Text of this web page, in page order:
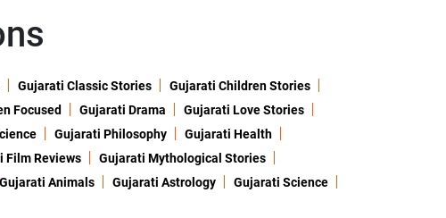
Gujarati Classic Stories
Gujarati Children Stories
Focused Gujarati Drama
Gujarati Love Stories
Gujarati Philosophy
Gujarati Health
Film Reviews
Gujarati Mythological Stories
Gujarati Animals Gujarati Astrology
Gujarati Science